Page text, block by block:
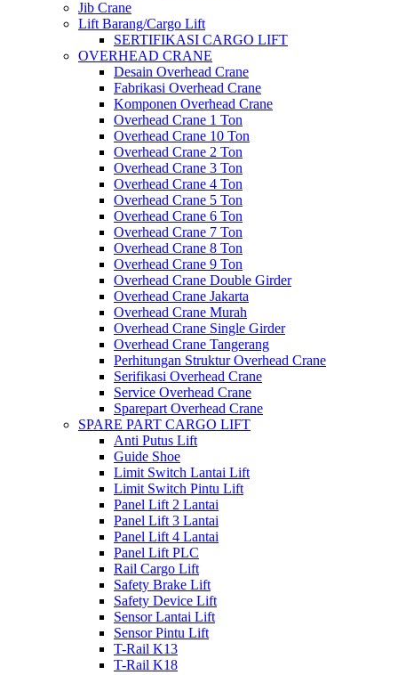
Jib Crane
Lift Barang/Cargo Lift
SERTIFIKASI CARGO LIFT
OVERHEAD CRANE
Desain Overhead Crane
Fabrikasi Overhead Crane
Komponen Overhead Crane
Overhead Crane 1 Ton
Overhead Crane 10 Ton
Overhead Crane 2 Ton
Overhead Crane 3 Ton
Overhead Crane 4 Ton
Overhead Crane 5 Ton
Overhead Crane 6 Ton
Overhead Crane 7 Ton
Overhead Crane 8 Ton
Overhead Crane 9 Ton
Overhead Crane Double Girder
Overhead Crane Jakarta
Overhead Crane Murah
Overhead Crane Single Girder
Overhead Crane Tangerang
Perhitungan Struktur Overhead Crane
Serifikasi Overhead Crane
Service Overhead Crane
Sparepart Overhead Crane
SPARE PART CARGO LIFT
Anti Putus Lift
Guide Shoe
Limit Switch Lantai Lift
Limit Switch Pintu Lift
Panel Lift 2 Lantai
Panel Lift 3 Lantai
Panel Lift 4 Lantai
Panel Lift PLC
Rail Cargo Lift
Safety Brake Lift
Safety Device Lift
Sensor Lantai Lift
Sensor Pintu Lift
T-Rail K13
T-Rail K18